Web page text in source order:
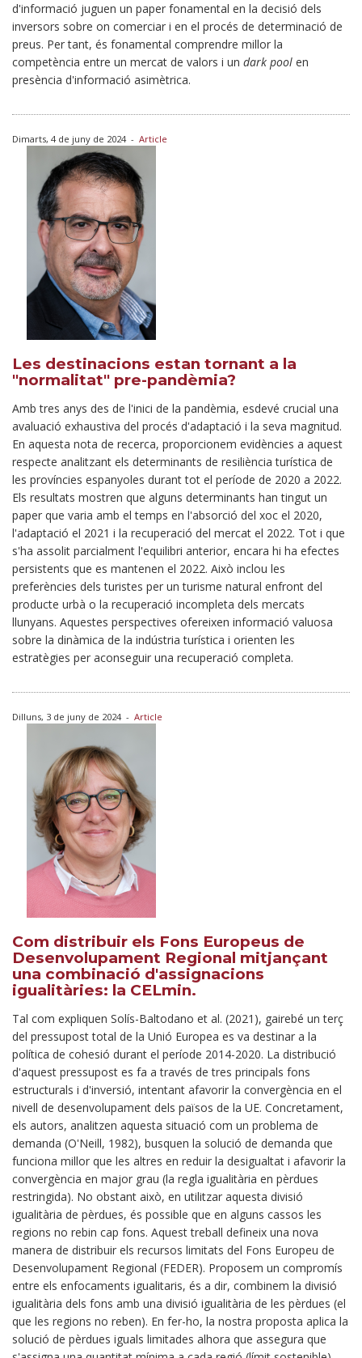
d'informació juguen un paper fonamental en la decisió dels
inversors sobre on comerciar i en el procés de determinació de
preus. Per tant, és fonamental comprendre millor la
competència entre un mercat de valors i un dark pool en
presència d'informació asimètrica.
Dimarts, 4 de juny de 2024- Article
Les destinacions estan tornant a la
"normalitat" pre-pandèmia?
Amb tres anys des de l'inici de la pandèmia, esdevé crucial una
avaluació exhaustiva del procés d'adaptació i la seva magnitud.
En aquesta nota de recerca, proporcionem evidències a aquest
respecte analitzant els determinants de resiliència turística de
les províncies espanyoles durant tot el període de 2020 a 2022.
Els resultats mostren que alguns determinants han tingut un
paper que varia amb el temps en l'absorció del xoc el 2020,
l'adaptació el 2021 i la recuperació del mercat el 2022. Tot i que
s'ha assolit parcialment l'equilibri anterior, encara hi ha efectes
persistents que es mantenen el 2022. Això inclou les
preferències dels turistes per un turisme natural enfront del
producte urbà o la recuperació incompleta dels mercats
llunyans. Aquestes perspectives ofereixen informació valuosa
sobre la dinàmica de la indústria turística i orienten les
estratègies per aconseguir una recuperació completa.
Dilluns, 3 de juny de 2024- Article
Com distribuir els Fons Europeus de
Desenvolupament Regional mitjançant
una combinació d'assignacions
igualitàries: la CELmin.
Tal com expliquen Solís-Baltodano et al. (2021), gairebé un terç
del pressupost total de la Unió Europea es va destinar a la
política de cohesió durant el període 2014-2020. La distribució
d'aquest pressupost es fa a través de tres principals fons
estructurals i d'inversió, intentant afavorir la convergència en el
nivell de desenvolupament dels països de la UE. Concretament,
els autors, analitzen aquesta situació com un problema de
demanda (O'Neill, 1982), busquen la solució de demanda que
funciona millor que les altres en reduir la desigualtat i afavorir la
convergència en major grau (la regla igualitària en pèrdues
restringida). No obstant això, en utilitzar aquesta divisió
igualitària de pèrdues, és possible que en alguns cassos les
regions no rebin cap fons. Aquest treball defineix una nova
manera de distribuir els recursos limitats del Fons Europeu de
Desenvolupament Regional (FEDER). Proposem un compromís
entre els enfocaments igualitaris, és a dir, combinem la divisió
igualitària dels fons amb una divisió igualitària de les pèrdues (el
que les regions no reben). En fer-ho, la nostra proposta aplica la
solució de pèrdues iguals limitades alhora que assegura que